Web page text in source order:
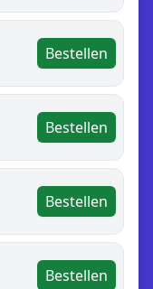
Bestellen
Bestellen
Bestellen
Bestellen